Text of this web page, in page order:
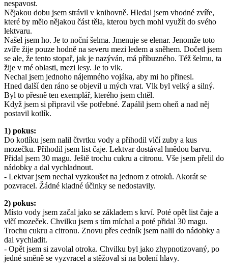
nespavost.
Nějakou dobu jsem strávil v knihovně. Hledal jsem vhodné zvíře,
které by mělo nějakou část těla, kterou bych mohl využít do svého
lektvaru.
Našel jsem ho. Je to noční šelma. Jmenuje se elenar. Jenomže toto
zvíře žije pouze hodně na severu mezi ledem a sněhem. Dočetl jsem
se ale, že tento stopař, jak je nazýván, má příbuzného. Též šelmu, ta
žije v mé oblasti, mezi lesy. Je to vlk.
Nechal jsem jednoho nájemného vojáka, aby mi ho přinesl.
Hned další den ráno se objevil u mých vrat. Vlk byl velký a silný.
Byl to přesně ten exemplář, kterého jsem chtěl.
Když jsem si připravil vše potřebné. Zapálil jsem oheň a nad něj
postavil kotlík.
1) pokus:
Do kotlíku jsem nalil čtvrtku vody a přihodil vlčí zuby a kus
mozečku. Přihodil jsem list čaje. Lektvar dostával hnědou barvu.
Přidal jsem 30 magu. Ještě trochu cukru a citronu. Vše jsem přelil do
nádobky a dal vychladnout.
- Lektvar jsem nechal vyzkoušet na jednom z otroků. Akorát se
pozvracel. Žádné kladné účinky se nedostavily.
2) pokus:
Místo vody jsem začal jako se základem s krví. Poté opět list čaje a
vlčí mozeček. Chvilku jsem s tím míchal a poté přidal 30 magu.
Trochu cukru a citronu. Znovu přes cedník jsem nalil do nádobky a
dal vychladit.
- Opět jsem si zavolal otroka. Chvilku byl jako zhypnotizovaný, po
jedné směně se vyzvracel a stěžoval si na bolení hlavy.